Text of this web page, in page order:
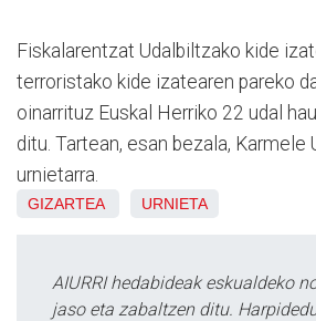
Fiskalarentzat Udalbiltzako kide
terroristako kide izatearen pareko
oinarrituz Euskal Herriko 22 udal
ditu. Tartean, esan bezala, Karmele
urnietarra.
GIZARTEA URNIETA
AIURRI hedabideak eskualdeko
jaso eta zabaltzen ditu.